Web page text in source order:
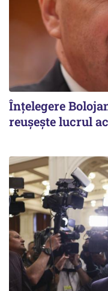
Înțelegere
reușește lucrul